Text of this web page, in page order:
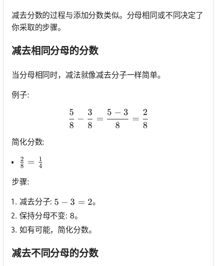
减去分数的过程与添加分数类似。分母相同或不同决定了
你采取的步骤。
减去相同分母的分数
当分母相同时，减法就像减去分子一样简单。
例子:
\frac{5}{8}-
8
5
−
8
3
=
8
5 − 3
=
8
2
简化分数:
\frac{2}{8}=\frac{1}{4}
8
2 = 4
1
步骤:
减去分子: 5-3=2
5 − 3 = 2。
保持分母不变: 8。
如有可能，简化分数。
减去不同分母的分数